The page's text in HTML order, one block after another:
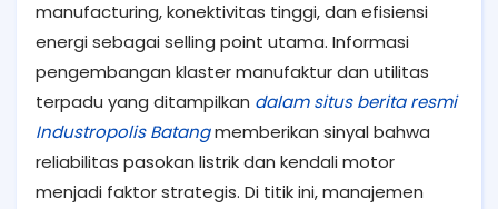
manufacturing, konektivitas tinggi, dan efisiensi
energi sebagai selling point utama. Informasi
pengembangan klaster manufaktur dan utilitas
terpadu yang ditampilkan dalam situs berita resmi
Industropolis Batangmemberikan sinyal bahwa
reliabilitas pasokan listrik dan kendali motor
menjadi faktor strategis. Di titik ini, manajemen